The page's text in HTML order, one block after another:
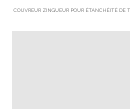
COUVREUR ZINGUEUR POUR ÉTANCHÉITÉ DE